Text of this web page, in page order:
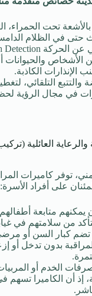
بالأشعة تحت
حتى في الظلام
الأشخاص والحيوانات
الإنذارات الكاذبة.
والتتبع التلقائي،
في مجال الرؤية
والرعاية العائلية
توفر كاميرات
على أفراد الأسرة:
يمكنهم متابعة
من سلامتهم في
تضم كبار السن أو
بدون تدخل أو
الخدم أو
إذ أن الكاميرا تسهم